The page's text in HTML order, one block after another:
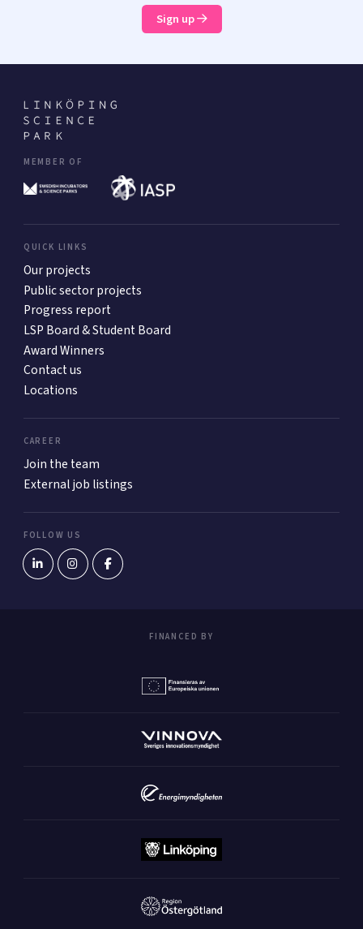
Sign up
MEMBER OF
QUICK LINKS
Our projects
Public sector projects
Progress report
LSP Board & Student Board
Award Winners
Contact us
Locations
CAREER
Join the team
External job listings
FOLLOW US
FINANCED BY